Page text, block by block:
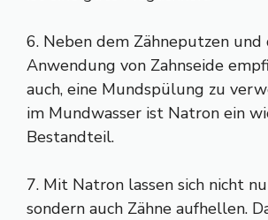
6. Neben dem Zähneputzen und
Anwendung von Zahnseide
auch, eine Mundspülung zu
im Mundwasser ist Natron ein
Bestandteil.
7. Mit Natron lassen sich nicht
sondern auch Zähne aufhellen.